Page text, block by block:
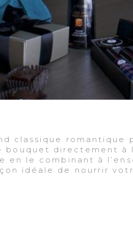
classique romantique
bouquet directement
en le combinant à
idéale de nourrir